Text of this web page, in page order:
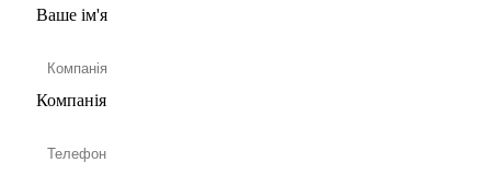
Ваше ім'я
Компанія